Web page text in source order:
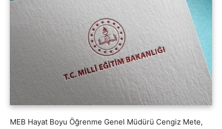
MEB Hayat Boyu Öğrenme Genel Müdürü Cengiz Mete,